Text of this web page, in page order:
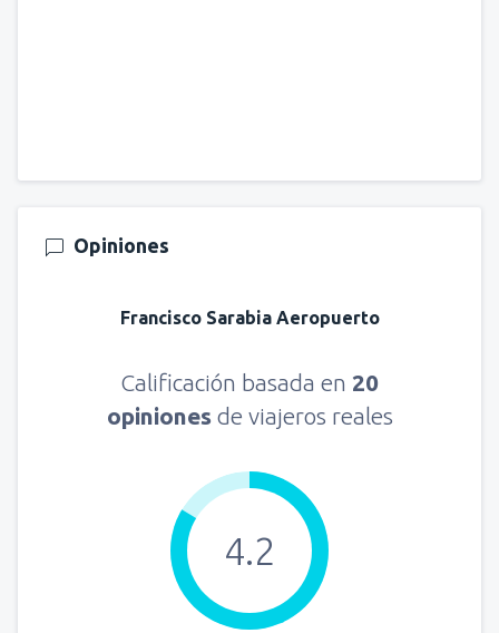
Opiniones
Francisco Sarabia Aeropuerto
Calificación basada en 20
opiniones de viajeros reales
4.2